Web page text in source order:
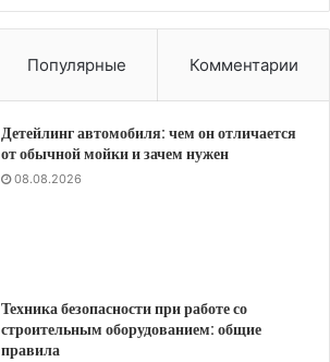
Популярные Комментарии
Детейлинг автомобиля: чем он отличается
от обычной мойки и зачем нужен
08.08.2026
Техника безопасности при работе со
строительным оборудованием: общие
правила